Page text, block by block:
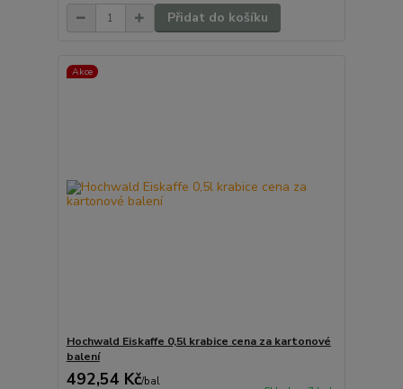
Přidat do košíku
Akce
Hochwald Eiskaffe 0,5l krabice cena za kartonové
balení
492,54 Kč/bal